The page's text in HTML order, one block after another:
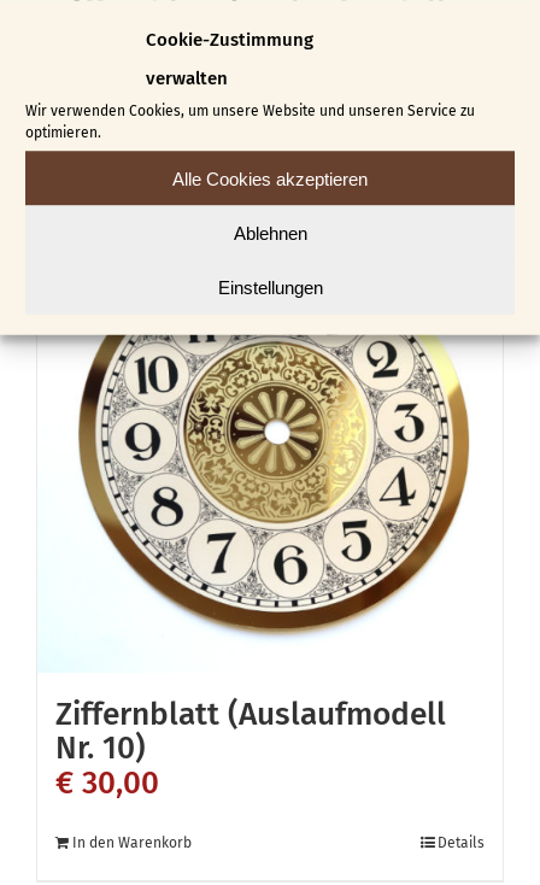
Cookie-Zustimmung
verwalten
Wir verwenden Cookies, um unsere Website und unseren Service zu
optimieren.
Alle Cookies akzeptieren
Ablehnen
Einstellungen
Ziffernblatt (Auslaufmodell
20,00
In den Warenkorb
Ziffernblatt (Auslaufmodell
Nr. 10)
€ 30,00
In den Warenkorb Details